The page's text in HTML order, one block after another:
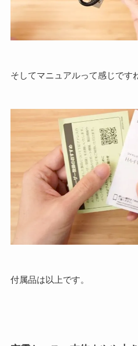
そしてマニュアルって感じですね
付属品は以上です。